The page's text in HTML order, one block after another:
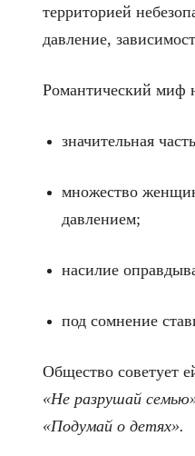
территорией
давление,
Романтический миф
значительная
множество
давлением;
насилие
под сомнение
Общество советует
«Не разрушай
«Подумай о детях».